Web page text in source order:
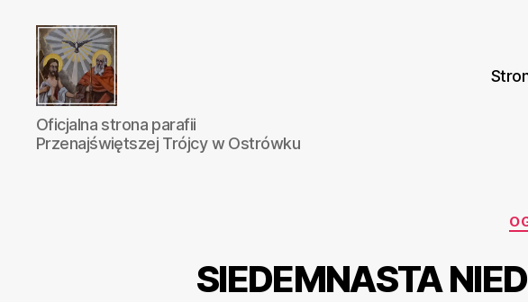
Parafia
Katolicka
Przenajświętszej
Oficjalna strona parafii
Przenajświętszej Trójcy w Ostrówku
SIEDEMNASTA